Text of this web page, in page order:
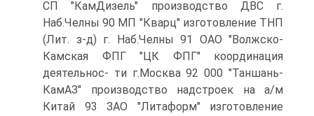
СП "КамДизель" производство ДВС г.
Наб.Челны 90 МП "Кварц" изготовление ТНП
(Лит. з-д) г. Наб.Челны 91 ОАО "Волжско-
Камская ФПГ "ЦК ФПГ" координация
деятельнос- ти г.Москва 92 000 "Таншань-
КамАЗ" производство надстроек на а/м
Китай 93 ЗАО "Литаформ" изготовление